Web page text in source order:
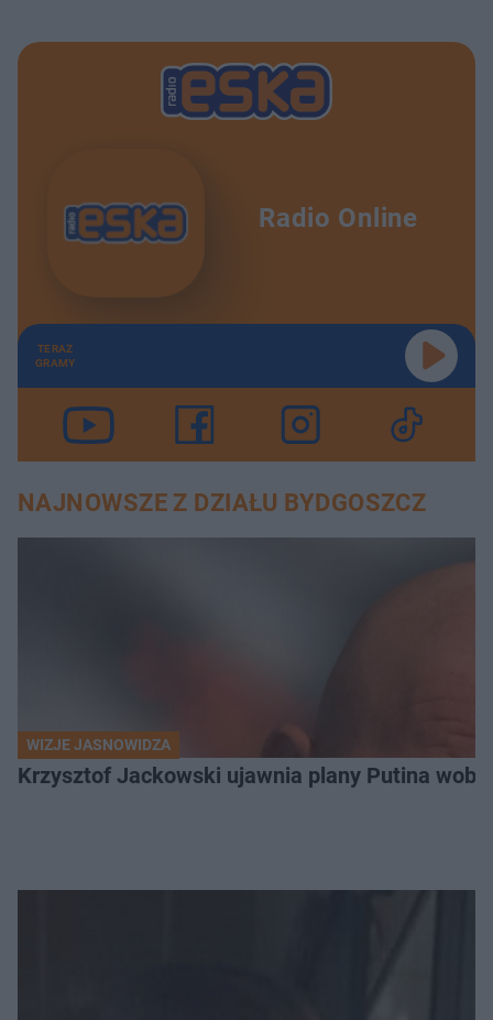
Radio Online
TERAZ
GRAMY
NAJNOWSZE Z DZIAŁU BYDGOSZCZ
WIZJE JASNOWIDZA
Krzysztof Jackowski ujawnia plany Putina